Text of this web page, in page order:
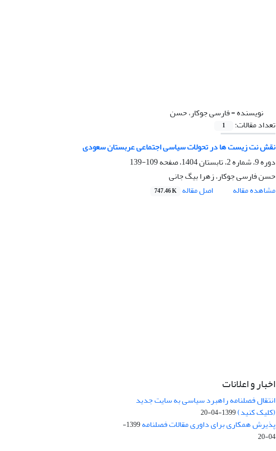
نویسنده =فارسی جوکار، حسن
تعداد مقالات:
1
نقش نت زیست ها در تحولات سیاسی اجتماعی عربستان سعودی
دوره 9، شماره 2، تابستان 1404، صفحه
109-139
حسن فارسی جوکار، زهرا بیگ جانی
مشاهده مقاله
اصل مقاله 747.46 K
اخبار و اعلانات
انتقال فصلنامه راهبرد سیاسی به سایت جدید
(کلیک کنید)1399-04-20
پذیرش همکاری برای داوری مقالات فصلنامه
1399-
04-20